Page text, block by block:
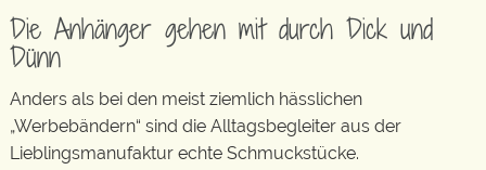
Die Anhänger gehen mit durch Dick und
Dünn
Anders als bei den meist ziemlich hässlichen
„Werbebändern“ sind die Alltagsbegleiter aus der
Lieblingsmanufaktur echte Schmuckstücke.